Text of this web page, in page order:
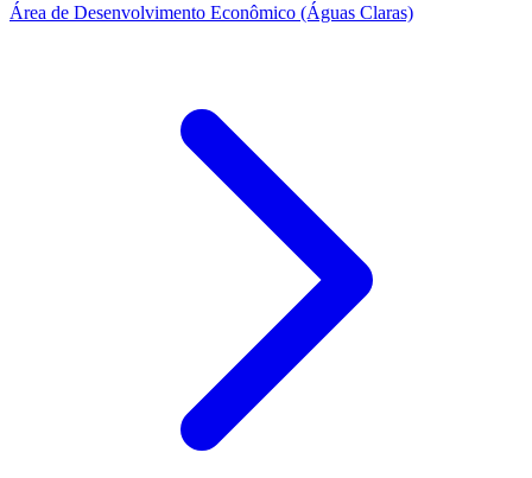
Área de Desenvolvimento Econômico (Águas Claras)